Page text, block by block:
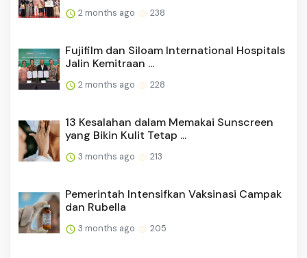
2 months ago 238
Fujifilm dan Siloam International Hospitals
Jalin Kemitraan ...
2 months ago 228
13 Kesalahan dalam Memakai Sunscreen
yang Bikin Kulit Tetap ...
3 months ago 213
Pemerintah Intensifkan Vaksinasi Campak
dan Rubella
3 months ago 205